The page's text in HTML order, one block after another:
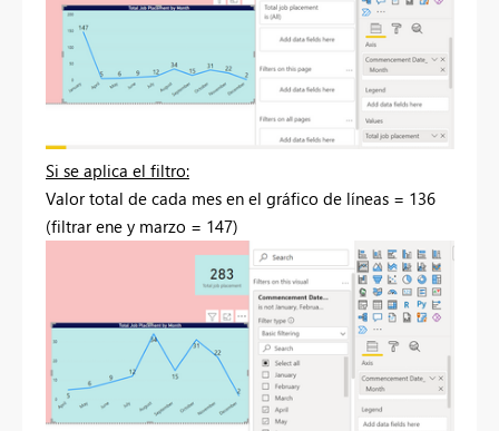
Si se aplica el filtro:
Valor total de cada mes en el gráfico de líneas = 136
(filtrar ene y marzo = 147)